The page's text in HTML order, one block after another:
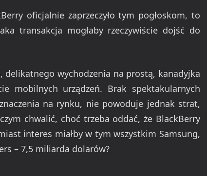
oficjalnie zaprzeczyło tym pogłoskom, to
transakcja mogłaby rzeczywiście dojść do
delikatnego wychodzenia na prostą, kanadyjka
mobilnych urządzeń. Brak spektakularnych
na rynku, nie powoduje jednak strat,
chwalić, choć trzeba oddać, że BlackBerry
interes miałby w tym wszystkim Samsung,
– 7,5 miliarda dolarów?